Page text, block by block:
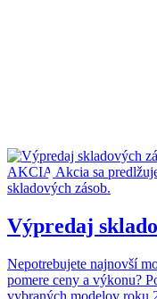
AKCIA Akcia sa
skladových zásob.
Výpredaj
Nepotrebujete najnovší
pomere ceny a výkonu?
vybraných modelov roku